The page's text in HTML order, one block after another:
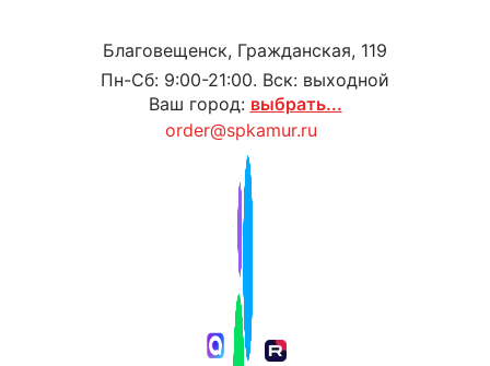
Благовещенск, Гражданская, 119
Пн-Сб: 9:00-21:00. Вск: выходной
Ваш город: выбрать...
order@spkamur.ru